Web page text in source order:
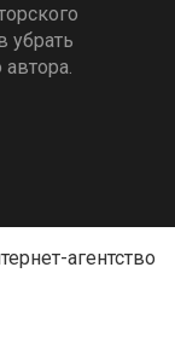
убрать
агентство